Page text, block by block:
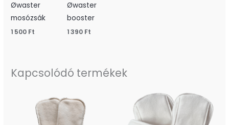
Øwaster
mosózsák
1 500 Ft
Øwaster
booster
1 390 Ft
Kapcsolódó termékek